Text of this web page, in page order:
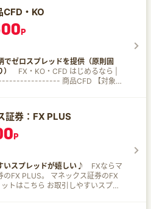
ユーザーが作成したものも選んで取
ル機能。 過去の相場に照らし合わせ
ションができる。 バランスメーター
況をメーターで表示。 初心者でも直
況を把握できる。 運用成績カレンダ
上に利益が表示される。 毎日コツコ
利益を視覚的に見られる。 ビルダー
だけでなく、手動での取引も可能。
使った取引ができる。
通貨ペア・CFD対象銘柄においてス
ロ（原則固定 例外あり※）でお取引
。 ※市場の流動性、取引時間帯、価
より、スプレッドは変動し、拡大す
ます。 ※商品CFDの金・銀・原油は
対象外です。 別途、建玉連動手数
す。当社HPの「建玉連動手数料」一
。 【スキャルピング取引
載『FXTF GX』 世界基準の取引シ
MT4』 投資経験者の方から初心者
ート】 お
はもちろん、LINEチャットにも対
環境をサポート。 【安心の信託
の資産は当社固有財産と明確に区
合もお客様の資産は守られます。
CFD・KO
P
でゼロスプレッドを提供（原則固
FX・KO・CFD はじめるなら |
商品CFD 【対象銘
定的で透明性の高い取引環境を提供
※市場の流動性、取引時間帯、価格
り、スプレッドは変動し、拡大する
す。 ※商品CFDの金・銀・原油はゼ
象外です。 別途、建玉連動手数料
。当社HPの「建玉連動手数料」一覧
スキャルピング取引公
いる国内会社はごく一部 スキマ時間
取り扱い銘柄】 金
証券：FX PLUS
P
いスプレッドが嬉しい♪
FXならマ
。 マネックス証券のFX
お取引しやすいスプレ